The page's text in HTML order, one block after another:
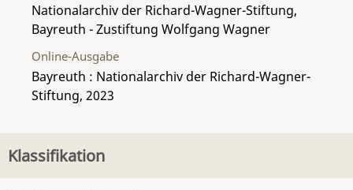
Nationalarchiv der Richard-Wagner-Stiftung,
Bayreuth - Zustiftung Wolfgang Wagner
Online-Ausgabe
Bayreuth : Nationalarchiv der Richard-Wagner-
Stiftung, 2023
Klassifikation